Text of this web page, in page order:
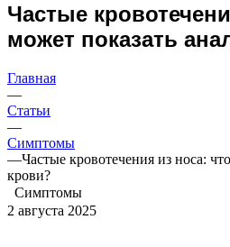
Частые
может показать
Главная
—
Статьи
—
Симптомы
—Частые кровотечения из носа:
крови?
Симптомы
2 августа 2025